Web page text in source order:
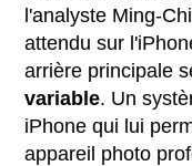
l'analyste Ming-
attendu sur
arrière principale
variable. Un
iPhone qui lui
appareil photo